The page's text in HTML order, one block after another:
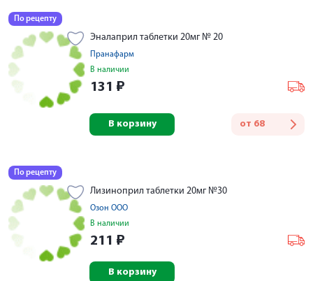
По рецепту
Эналаприл таблетки 20мг № 20
Пранафарм
В наличии
131 ₽
от 68
В корзину
По рецепту
Лизиноприл таблетки 20мг №30
Озон ООО
В наличии
211 ₽
В корзину